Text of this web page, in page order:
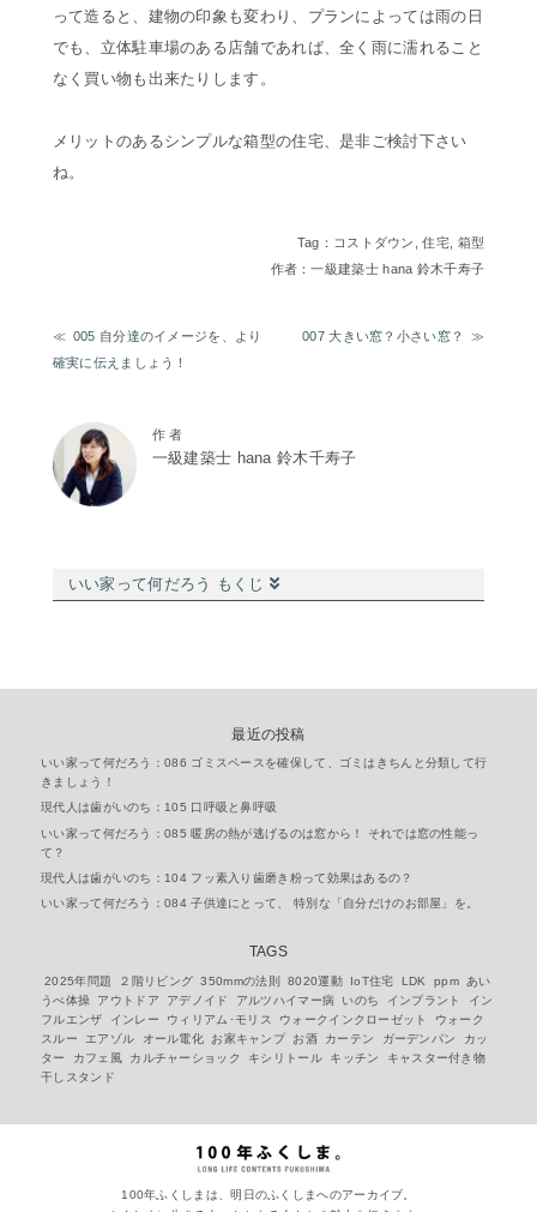
って造ると、建物の印象も変わり、プランによっては雨の日
でも、立体駐車場のある店舗であれば、全く雨に濡れること
なく買い物も出来たりします。
メリットのあるシンプルな箱型の住宅、是非ご検討下さい
ね。
Tag： コストダウン ,住宅, 箱型
作者：一級建築士 hana 鈴木千寿子
005 自分達のイメージを、より
確実に伝えましょう！
007 大きい窓？小さい窓？
作 者
一級建築士 hana 鈴木千寿子
いい家って何だろう もくじ
最近の投稿
いい家って何だろう：086 ゴミスペースを確保して、ゴミはきちんと分類して行
きましょう！
現代人は歯がいのち：105 口呼吸と鼻呼吸
いい家って何だろう：085 暖房の熱が逃げるのは窓から！ それでは窓の性能っ
て？
現代人は歯がいのち：104 フッ素入り歯磨き粉って効果はあるの？
いい家って何だろう：084 子供達にとって、 特別な「自分だけのお部屋」を。
TAGS
2025年問題 ２階リビング 350mmの法則 8020運動 IoT住宅 LDK ppm
あい
うべ体操
アウトドア アデノイド アルツハイマー病 いのち インプラント
イン
フルエンザ
インレー ウィリアム･モリス ウォークインクローゼット
ウォーク
スルー
エアゾル オール電化 お家キャンプ お酒 カーテン ガーデンパン
カッ
ター
カフェ風 カルチャーショック キシリトール キッチン
キャスター付き物
干しスタンド
100年ふくしまは、明日のふくしまへのアーカイブ。